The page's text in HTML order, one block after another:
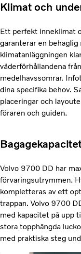
Klimat och
Ett perfekt inneklimat
garanterar en
klimatanläggningen
väderförhållandena
medelhavssomrar.
dina specifika behov.
placeringar och
föraren och guiden.
Volvo 9700 DD har
förvaringsutrymmen.
kompletteras av ett
trappan. Volvo 9700
med kapacitet på upp
stora topphängda
med praktiska steg